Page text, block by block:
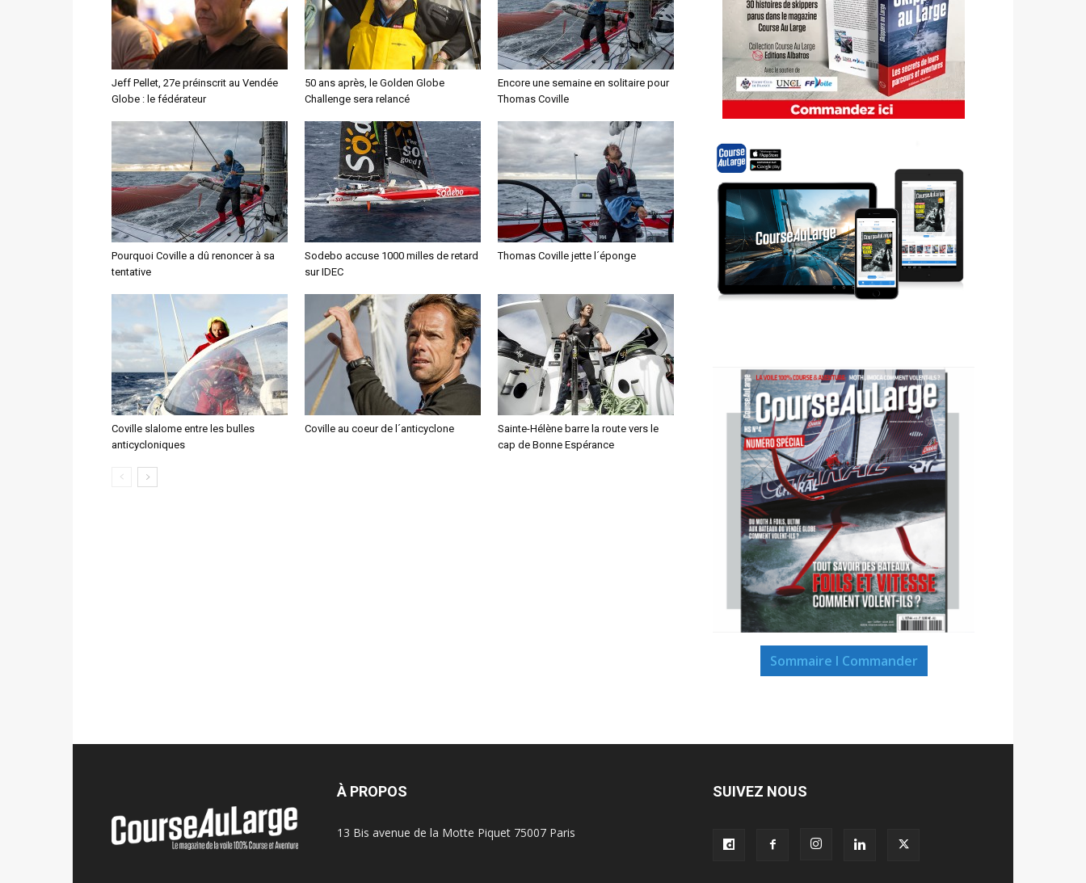
Jeff Pellet, 27e préinscrit au Vendée
Globe : le fédérateur
50 ans après, le Golden Globe
Challenge sera relancé
Encore une semaine en solitaire pour
Thomas Coville
Pourquoi Coville a dû renoncer à sa
tentative
Sodebo accuse 1000 milles de retard
sur IDEC
Thomas Coville jette l´éponge
Coville slalome entre les bulles
anticycloniques
Coville au coeur de l´anticyclone
Sainte-Hélène barre la route vers le
cap de Bonne Espérance
Sommaire I Commander
À PROPOS
13 Bis avenue de la Motte Piquet 75007 Paris
SUIVEZ NOUS